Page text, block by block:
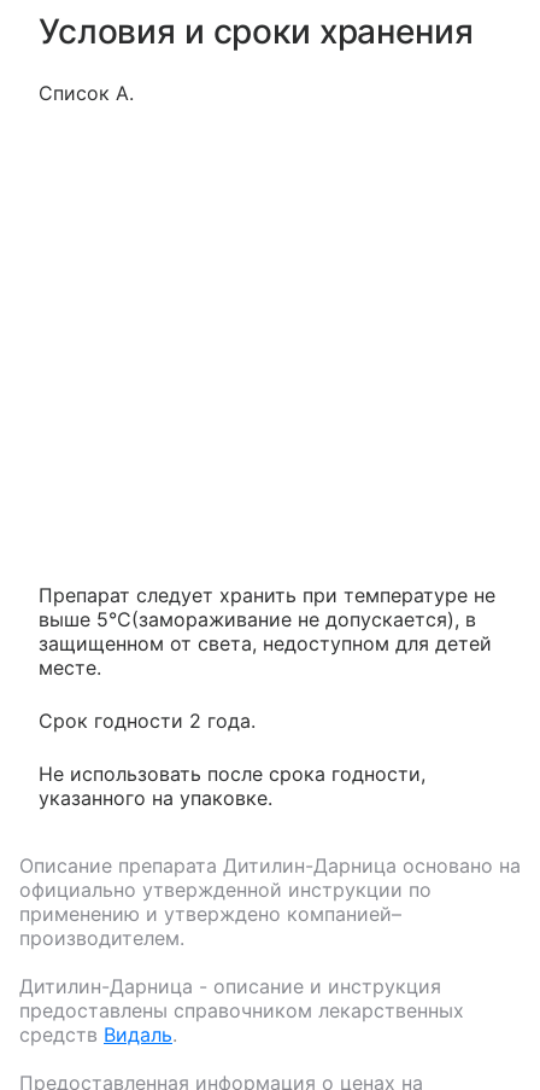
Условия и сроки хранения
Список А.
Препарат следует хранить при температуре не
выше 5°C(замораживание не допускается), в
защищенном от света, недоступном для детей
месте.
Срок годности 2 года.
Не использовать после срока годности,
указанного на упаковке.
Описание препарата Дитилин-Дарница основано на
официально утвержденной инструкции по
применению и утверждено компанией–
производителем.
Дитилин-Дарница - описание и инструкция
предоставлены справочником лекарственных
средств Видаль.
Предоставленная информация о ценах на